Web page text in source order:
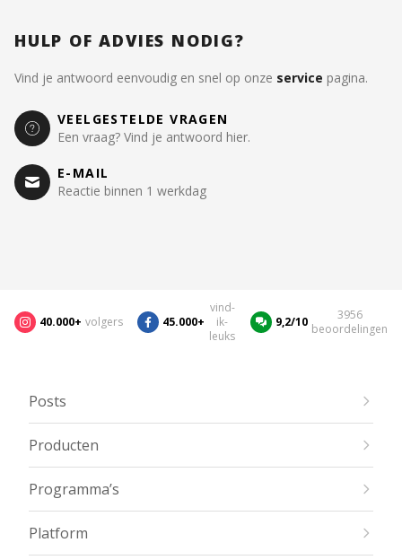
HULP OF ADVIES NODIG?
Vind je antwoord eenvoudig en snel op onze service pagina.
VEELGESTELDE VRAGEN
Een vraag? Vind je antwoord hier.
E-MAIL
Reactie binnen 1 werkdag
40.000+ volgers 45.000+
vind-
ik-
leuks
9,2/10
3956
beoordelingen
Posts
Producten
Programma’s
Platform